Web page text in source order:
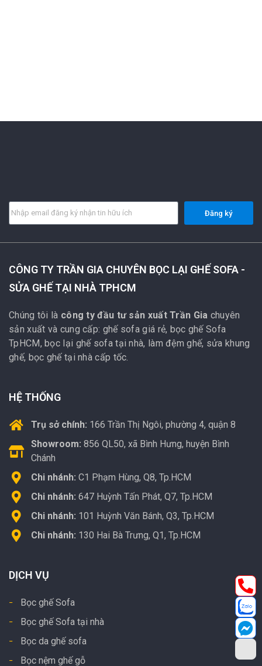
Đăng ký
CÔNG TY TRẦN GIA CHUYÊN BỌC LẠI GHẾ SOFA -
SỬA GHẾ TẠI NHÀ TPHCM
Chúng tôi là công ty đầu tư sản xuất Trần Gia chuyên
sản xuất và cung cấp: ghế sofa giá rẻ, bọc ghế Sofa
TpHCM, bọc lại ghế sofa tại nhà, làm đệm ghế, sửa khung
ghế, bọc ghế tại nhà cấp tốc.
HỆ THỐNG
Trụ sở chính: 166 Trần Thị Ngôi, phường 4, quận 8
Showroom: 856 QL50, xã Bình Hưng, huyện Bình
Chánh
Chi nhánh: C1 Phạm Hùng, Q8, Tp.HCM
Chi nhánh: 647 Huỳnh Tấn Phát, Q7, Tp.HCM
Chi nhánh: 101 Huỳnh Văn Bánh, Q3, Tp.HCM
Chi nhánh: 130 Hai Bà Trưng, Q1, Tp.HCM
DỊCH VỤ
Bọc ghế Sofa
Bọc ghế Sofa tại nhà
Bọc da ghế sofa
Bọc nệm ghế gỗ